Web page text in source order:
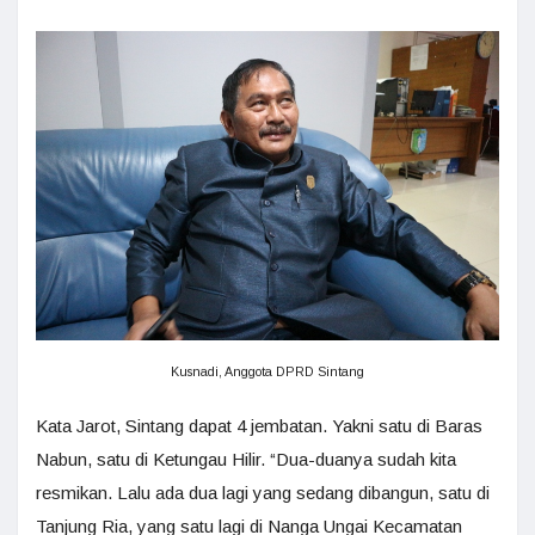
Kusnadi, Anggota DPRD Sintang
Kata Jarot, Sintang dapat 4 jembatan. Yakni satu di Baras
Nabun, satu di Ketungau Hilir. “Dua-duanya sudah kita
resmikan. Lalu ada dua lagi yang sedang dibangun, satu di
Tanjung Ria, yang satu lagi di Nanga Ungai Kecamatan